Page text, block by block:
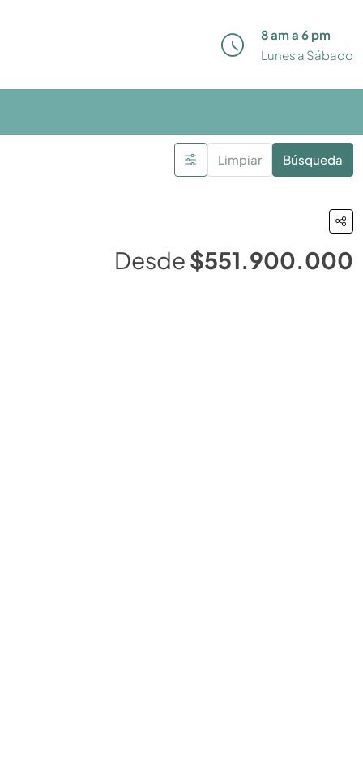
8 am a 6 pm
Lunes a Sábado
Limpiar Búsqueda
Desde $551.900.000